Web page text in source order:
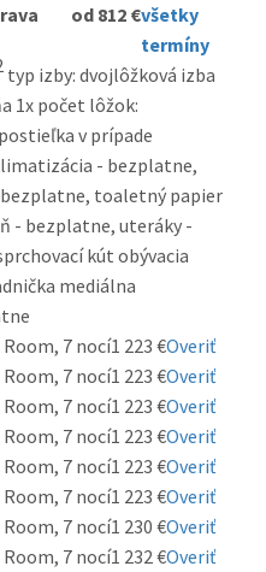
od 812 €všetky
termíny
typ izby: dvojlôžková izba
1x počet lôžok:
v prípade
- bezplatne,
toaletný papier
- bezplatne, uteráky -
kút obývacia
mediálna
7 nocí1 223 €Overiť
7 nocí1 223 €Overiť
7 nocí1 223 €Overiť
7 nocí1 223 €Overiť
7 nocí1 223 €Overiť
7 nocí1 223 €Overiť
7 nocí1 230 €Overiť
7 nocí1 232 €Overiť